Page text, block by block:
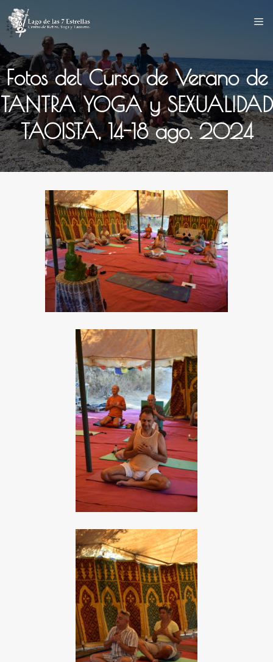
Saltar
al
contenido
Fotos del Curso de Verano de
TANTRA YOGA y SEXUALIDAD
TAOISTA, 14-18 ago. 2024